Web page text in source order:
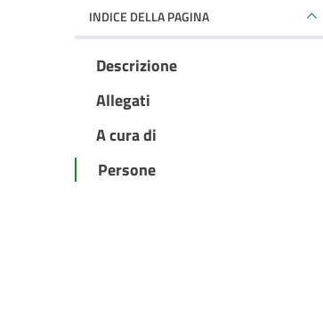
INDICE DELLA PAGINA
Descrizione
Allegati
A cura di
Persone